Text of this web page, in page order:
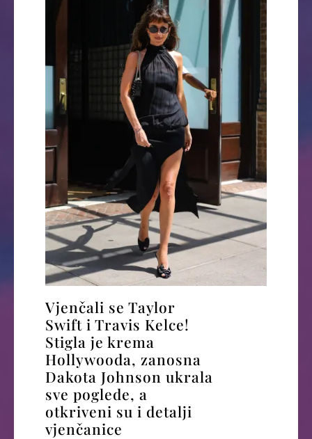
Vjenčali se Taylor
Swift i Travis Kelce!
Stigla je krema
Hollywooda, zanosna
Dakota Johnson ukrala
sve poglede, a
otkriveni su i detalji
vjenčanice